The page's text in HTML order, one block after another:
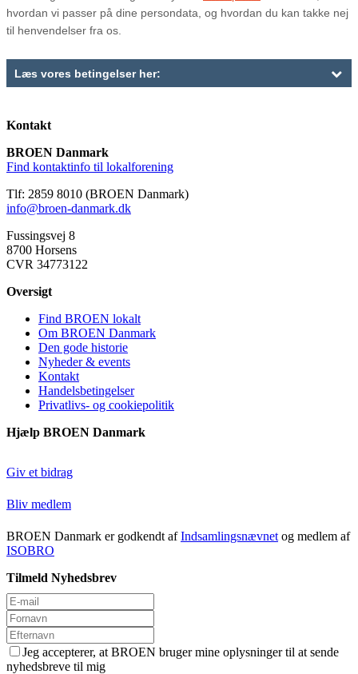
Kontakt
BROEN Danmark
Find kontaktinfo til lokalforening
Tlf: 2859 8010 (BROEN Danmark)
info@broen-danmark.dk
Fussingsvej 8
8700 Horsens
CVR 34773122
Oversigt
Find BROEN lokalt
Om BROEN Danmark
Den gode historie
Nyheder & events
Kontakt
Handelsbetingelser
Privatlivs- og cookiepolitik
Hjælp BROEN Danmark
Giv et bidrag
Bliv medlem
BROEN Danmark er godkendt afIndsamlingsnævnet og medlem af
ISOBRO
Tilmeld Nyhedsbrev
Jeg accepterer, at BROEN bruger mine oplysninger til at sende
nyhedsbreve til mig